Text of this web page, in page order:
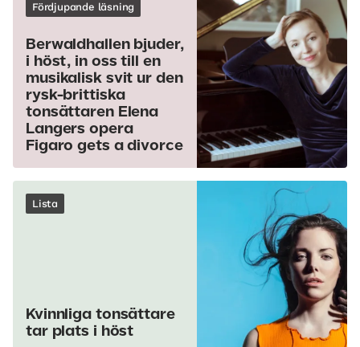
Fördjupande läsning
Berwaldhallen bjuder,
i höst, in oss till en
musikalisk svit ur den
rysk-brittiska
tonsättaren Elena
Langers opera
Figaro gets a divorce
Lista
Kvinnliga tonsättare
tar plats i höst